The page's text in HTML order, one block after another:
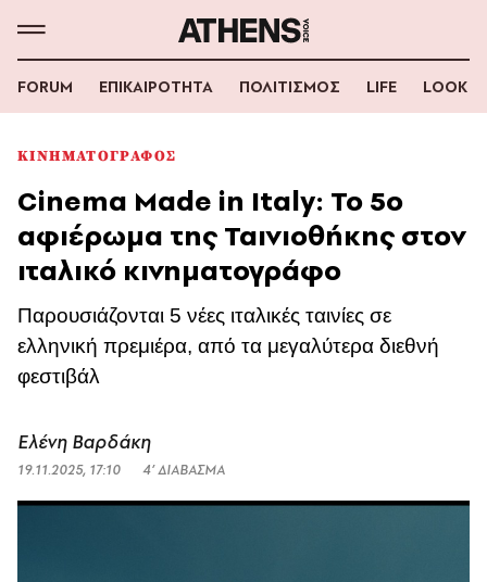
FORUM ΕΠΙΚΑΙΡΟΤΗΤΑ ΠΟΛΙΤΙΣΜΟΣ LIFE LOOK
ΚΙΝΗΜΑΤΟΓΡΑΦΟΣ
Cinema Made in Italy: Το 5ο
αφιέρωμα της Ταινιοθήκης στον
ιταλικό κινηματογράφο
Παρουσιάζονται 5 νέες ιταλικές ταινίες σε
ελληνική πρεμιέρα, από τα μεγαλύτερα διεθνή
φεστιβάλ
Ελένη Βαρδάκη
19.11.2025, 17:10 4’ ΔΙΑΒΑΣΜΑ